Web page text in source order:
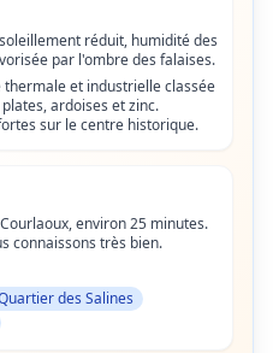
réduit, humidité des
par l'ombre des falaises.
et industrielle classée
ardoises et zinc.
sur le centre historique.
environ 25 minutes.
connaissons très bien.
des Salines